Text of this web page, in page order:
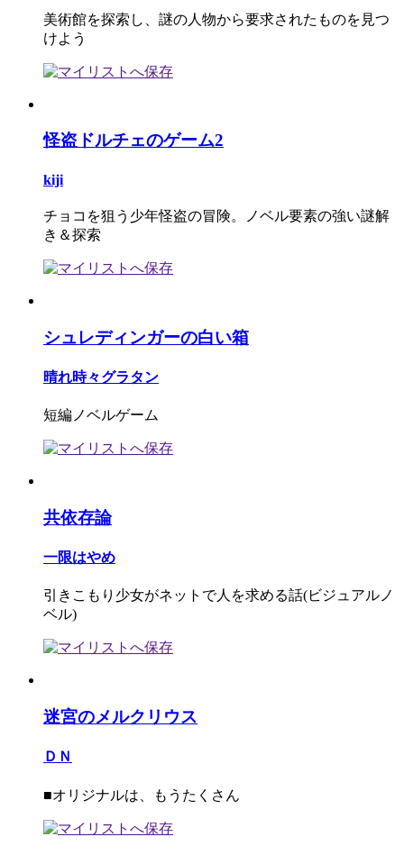
美術館を探索し、謎の人物から要求されたものを見つ
けよう
怪盗ドルチェのゲーム2
kiji
チョコを狙う少年怪盗の冒険。ノベル要素の強い謎解
き＆探索
シュレディンガーの白い箱
晴れ時々グラタン
短編ノベルゲーム
共依存論
一限はやめ
引きこもり少女がネットで人を求める話(ビジュアルノ
ベル)
迷宮のメルクリウス
ＤＮ
■オリジナルは、もうたくさん